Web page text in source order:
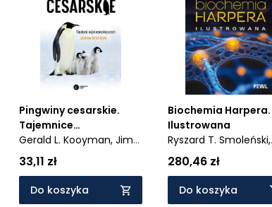
Pingwiny cesarskie.
Tajemnice
najpiękniejszych
ptaków Antarktyki
Gerald L. Kooyman, Jim
Mastro
33,11 zł
Do koszyka
Biochemia Harpera.
Ilustrowana
Ryszard T. Smoleński,
Peter J. Kennelly,
Kathleen M. Botham,
Owen P. Mcguinness,
Victor W. Rodwell,
280,46 zł
Do koszyka